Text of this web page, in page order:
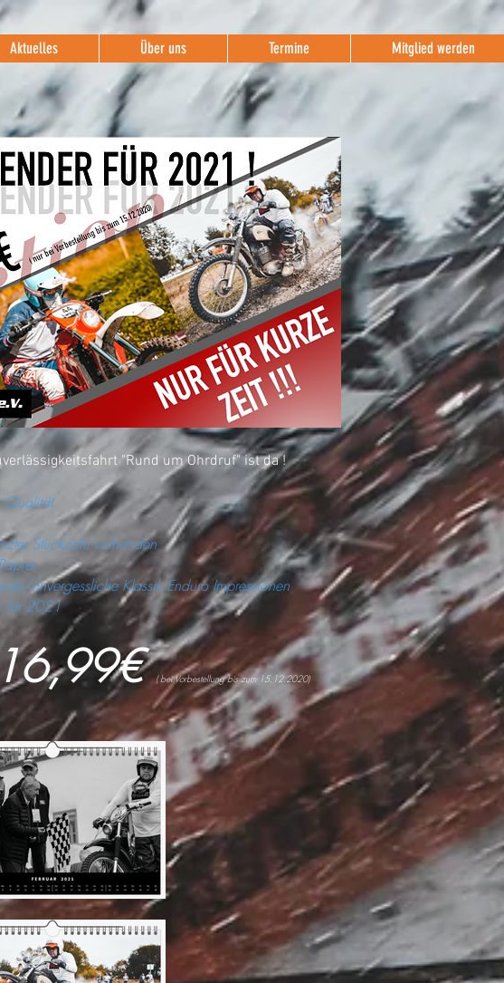
Aktuelles Über uns Termine Mitglied werden
Qualität
Stückzahl vorhanden
unvergessliche Klassik Enduro Impressionen
für 2021
( bei Vorbestellung bis zum 15.12.2020)
"Rund um Ohrdruf" ist da !